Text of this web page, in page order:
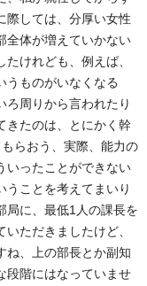
際しては、分厚い女性
全体が増えていかない
けれども、例えば、
うものがいなくなる
ろ周りから言われたり
きたのは、とにかく幹
らおう、実際、能力の
いったことができない
うことを考えてまいり
局に、最低1人の課長を
ただきましたけど、
ね、上の部長とか副知
段階にはなっていませ